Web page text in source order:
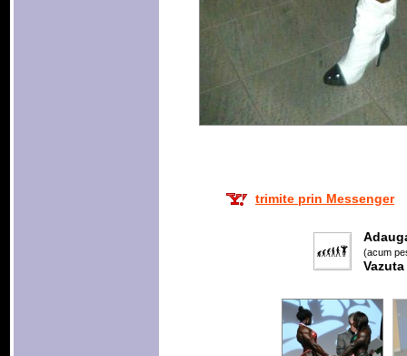
trimite prin Messenger
(acum
Vazuta